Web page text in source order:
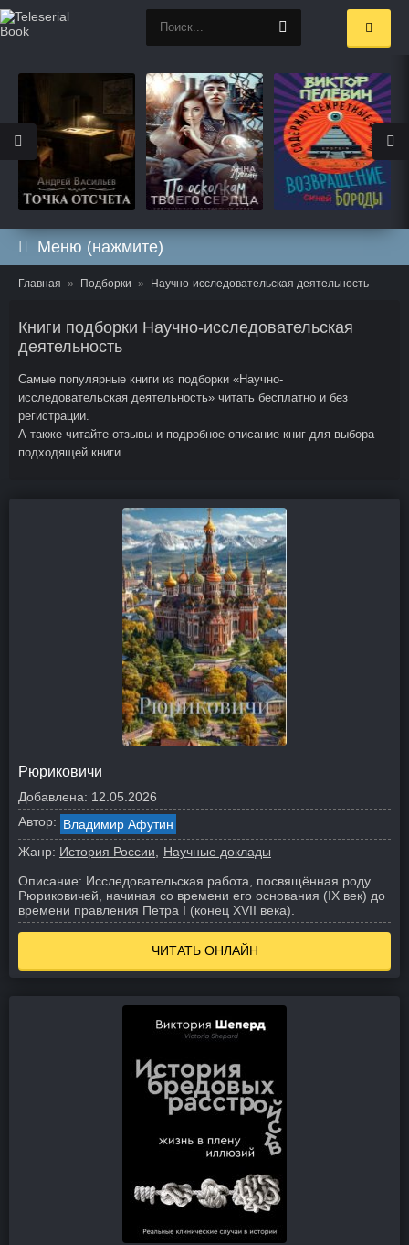
Меню (нажмите)
Главная Подборки Научно-исследовательская деятельность
Книги подборки Научно-исследовательская
деятельность
Самые популярные книги из подборки «Научно-
исследовательская деятельность» читать бесплатно и без
регистрации.
А также читайте отзывы и подробное описание книг для выбора
подходящей книги.
Рюриковичи
Добавлена: 12.05.2026
Автор: Владимир Афутин
Жанр: История России
Научные доклады
Описание: Исследовательская работа, посвящённая роду
Рюриковичей, начиная со времени его основания (IX век) до
времени правления Петра I (конец XVII века).
ЧИТАТЬ ОНЛАЙН